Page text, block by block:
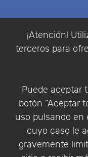
¡Atención!
terceros para
Puede aceptar
botón “Aceptar
uso pulsando en
cuyo caso le
gravemente
Empresa|Aviso